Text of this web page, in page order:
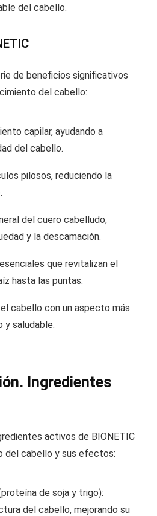
del cabello.
de beneficios significativos
del cabello:
capilar, ayudando a
del cabello.
pilosos, reduciendo la
del cuero cabelludo,
y la descamación.
que revitalizan el
hasta las puntas.
cabello con un aspecto más
y saludable.
Ingredientes
activos de BIONETIC
del cabello y sus efectos:
de soja y trigo):
del cabello, mejorando su